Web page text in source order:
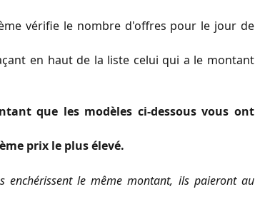
vérifie le nombre d'offres pour le jour de
en haut de la liste celui qui a le montant
que les modèles ci-dessous vous ont
prix le plus élevé.
enchérissent le même montant, ils paieront au